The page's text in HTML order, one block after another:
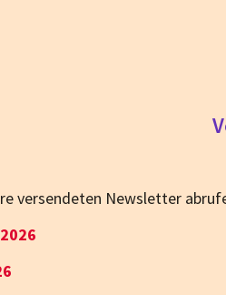
versendeten Newsletter